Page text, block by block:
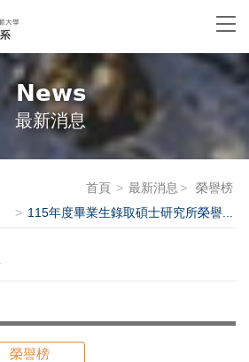
News
最新消息
首頁 最新消息
榮譽榜
115年度畢業生錄取碩士研究所榮譽...
榮譽榜